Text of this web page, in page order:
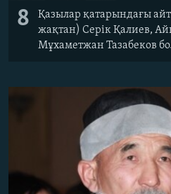
8
Қазылар қатарындағы
жақтан) Серік Қалиев,
Мұхаметжан Тазабеков